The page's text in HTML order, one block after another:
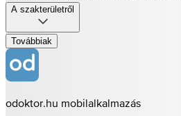
A szakterületről
Továbbiak
odoktor.hu mobilalkalmazás